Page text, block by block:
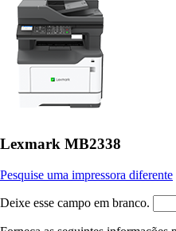
Lexmark MB2338
Pesquise uma impressora diferente
Deixe esse campo em branco.